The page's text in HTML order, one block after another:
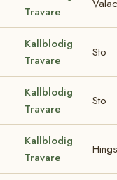
Travare
Kallblodig
Travare
Sto
Kallblodig
Travare
Sto
Kallblodig
Travare